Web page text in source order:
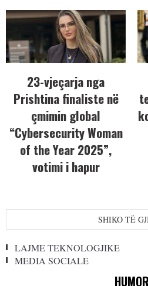
23-vjeçarja nga
Prishtina finaliste në
çmimin global
“Cybersecurity Woman
of the Year 2025”,
votimi i hapur
SHIKO TË
LAJME TEKNOLOGJIKE
MEDIA SOCIALE
HUMOR